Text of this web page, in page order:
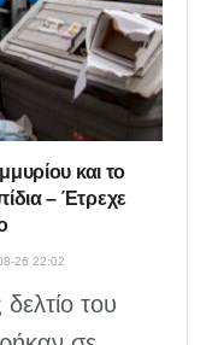
και το
– Έτρεχε
26 22:02
του